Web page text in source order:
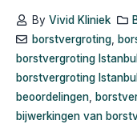
By Vivid Kliniek
borstvergroting,
borstvergroting Istanbul
borstvergroting Istanbul
beoordelingen
bijwerkingen van